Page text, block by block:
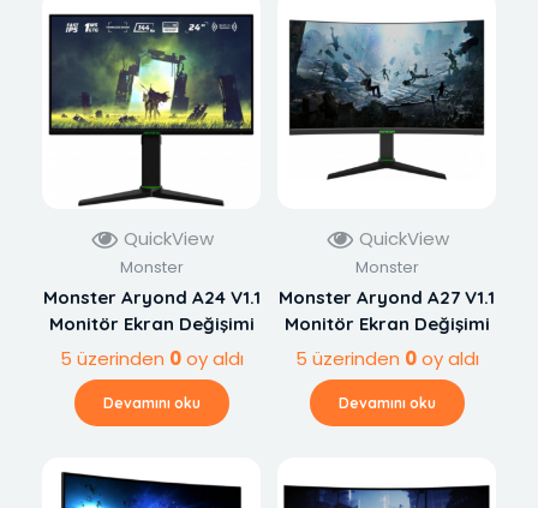
QuickView
Monster
Monster Aryond A24 V1.1
Monitör Ekran Değişimi
5 üzerinden 0oy aldı
Devamını oku
QuickView
Monster
Monster Aryond A27 V1.1
Monitör Ekran Değişimi
5 üzerinden 0oy aldı
Devamını oku